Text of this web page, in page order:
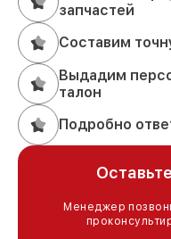
запчастей
Составим
Выдадим
талон
Подробно
Менеджер